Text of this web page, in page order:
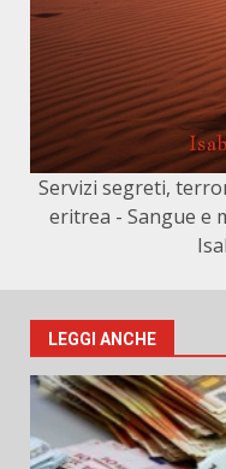
Servizi segreti,
eritrea - Sangue e
LEGGI ANCHE